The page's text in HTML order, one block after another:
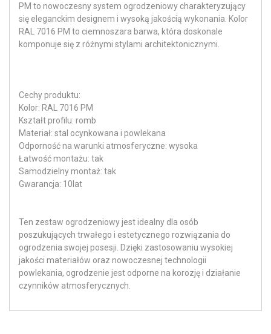
PM to nowoczesny system ogrodzeniowy charakteryzujący
się eleganckim designem i wysoką jakością wykonania. Kolor
RAL 7016 PM to ciemnoszara barwa, która doskonale
komponuje się z różnymi stylami architektonicznymi.
Cechy produktu:
Kolor: RAL 7016 PM
Kształt profilu: romb
Materiał: stal ocynkowana i powlekana
Odporność na warunki atmosferyczne: wysoka
Łatwość montażu: tak
Samodzielny montaż: tak
Gwarancja: 10lat
Ten zestaw ogrodzeniowy jest idealny dla osób
poszukujących trwałego i estetycznego rozwiązania do
ogrodzenia swojej posesji. Dzięki zastosowaniu wysokiej
jakości materiałów oraz nowoczesnej technologii
powlekania, ogrodzenie jest odporne na korozję i działanie
czynników atmosferycznych.